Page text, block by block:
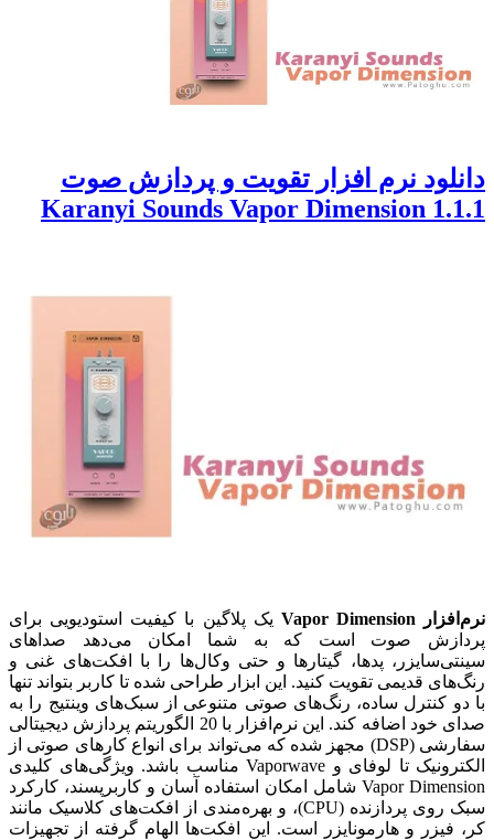
دانلود نرم افزار تقویت و پردازش صوت
Karanyi Sounds Vapor Dimension 1.1.1
نرم‌افزار Vapor Dimension
یک پلاگین با کیفیت استودیویی برای
پردازش صوت است که به شما امکان می‌دهد صداهای
سینتی‌سایزر، پدها، گیتارها و حتی وکال‌ها را با افکت‌های غنی و
رنگ‌های قدیمی تقویت کنید. این ابزار طراحی شده تا کاربر بتواند تنها
با دو کنترل ساده، رنگ‌های صوتی متنوعی از سبک‌های وینتیج را به
صدای خود اضافه کند. این نرم‌افزار با 20 الگوریتم پردازش دیجیتالی
سفارشی (DSP) مجهز شده که می‌تواند برای انواع کارهای صوتی از
الکترونیک تا لوفای و Vaporwave مناسب باشد. ویژگی‌های کلیدی
Vapor Dimension شامل امکان استفاده آسان و کاربرپسند، کارکرد
سبک روی پردازنده (CPU)، و بهره‌مندی از افکت‌های کلاسیک مانند
کر، فیزر و هارمونایزر است. این افکت‌ها الهام گرفته از تجهیزات